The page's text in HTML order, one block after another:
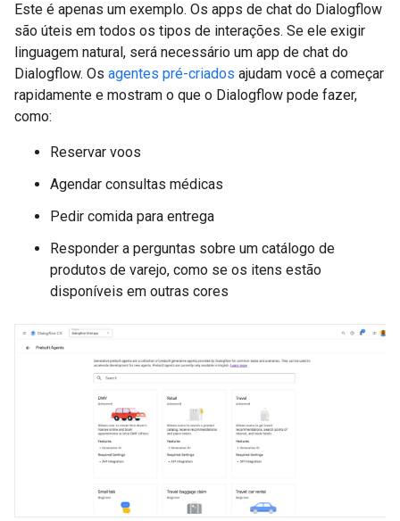
Este é apenas um exemplo. Os apps de chat do Dialogflow
são úteis em todos os tipos de interações. Se ele exigir
linguagem natural, será necessário um app de chat do
Dialogflow. Os agentes pré-criados ajudam você a começar
rapidamente e mostram o que o Dialogflow pode fazer,
como:
Reservar voos
Agendar consultas médicas
Pedir comida para entrega
Responder a perguntas sobre um catálogo de
produtos de varejo, como se os itens estão
disponíveis em outras cores